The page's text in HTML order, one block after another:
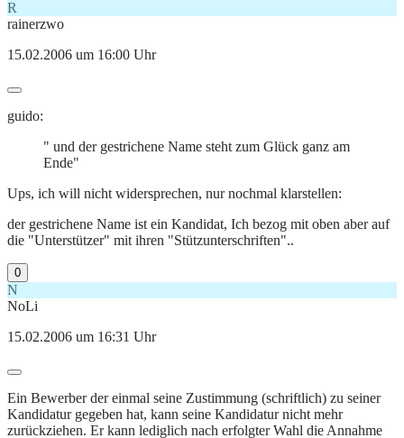
R
rainerzwo
15.02.2006 um 16:00 Uhr
guido:
" und der gestrichene Name steht zum Glück ganz am
Ende"
Ups, ich will nicht widersprechen, nur nochmal klarstellen:
der gestrichene Name ist ein Kandidat, Ich bezog mit oben aber auf
die "Unterstützer" mit ihren "Stützunterschriften"..
0
N
NoLi
15.02.2006 um 16:31 Uhr
Ein Bewerber der einmal seine Zustimmung (schriftlich) zu seiner
Kandidatur gegeben hat, kann seine Kandidatur nicht mehr
zurückziehen. Er kann lediglich nach erfolgter Wahl die Annahme